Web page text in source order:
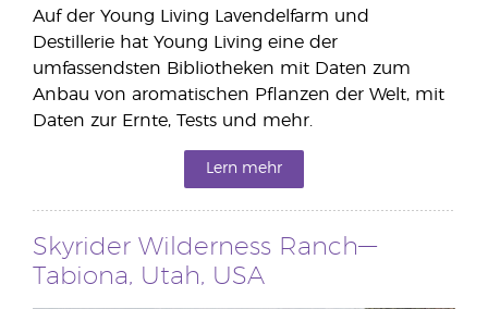
Auf der Young Living Lavendelfarm und
Destillerie hat Young Living eine der
umfassendsten Bibliotheken mit Daten zum
Anbau von aromatischen Pflanzen der Welt, mit
Daten zur Ernte, Tests und mehr.
Lern mehr
Skyrider Wilderness Ranch—
Tabiona, Utah, USA